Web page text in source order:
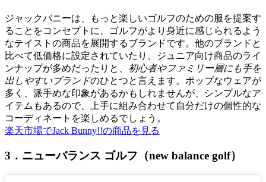
ジャックバニーは、もっと楽しいゴルフのための服を提案す
ることをコンセプトに、ゴルフがより身近に感じられるよう
なテイストの商品を展開するブランドです。他のブランドと
比べて低価格に設定されていたり、ジュニア向け商品のライ
ンナップが多めだったりと、 初心者やファミリー層にも手を
出しやすいブランドのひとつと言えます。ポップなウェアが
多く、派手めな印象があるかもしれませんが、シンプルなア
イテムもあるので、上手に組み合わせて自分だけの個性的な
コーディネートを楽しめるでしょう。
楽天市場でJack Bunny!!の商品を見る
3．ニューバランス ゴルフ（new balance golf）